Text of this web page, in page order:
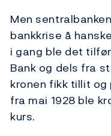
Men
bankkrise å
i gang ble det
Bank og dels fra
kronen fikk tillit
fra mai 1928 ble
kurs.